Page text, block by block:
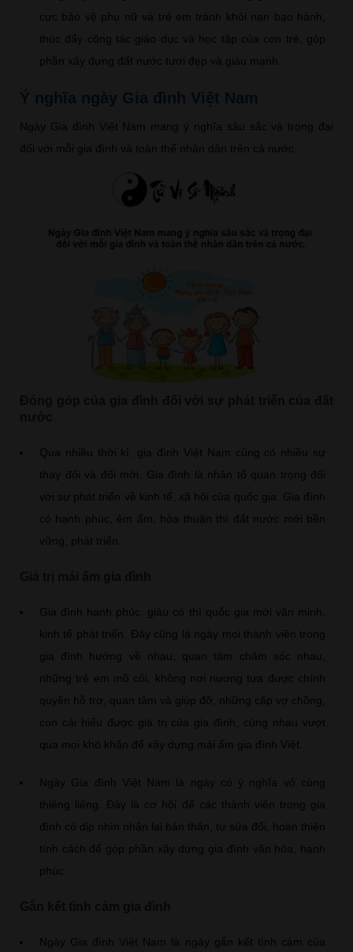
cực bảo vệ phụ nữ và trẻ em tránh khỏi nạn bạo hành,
thúc đẩy công tác giáo dục và học tập của con trẻ, góp
phần xây đựng đất nước tươi đẹp và giàu mạnh.
Ý nghĩa ngày Gia đình Việt Nam
Ngày Gia đình Việt Nam mang ý nghĩa sâu sắc và trọng đại
đối với mỗi gia đình và toàn thể nhân dân trên cả nước.
Qua nhiều thời kì, gia đình Việt Nam cũng có nhiều sự
thay đổi và đổi mới. Gia đình là nhân tố quan trọng đối
với sự phát triển về kinh tế, xã hội của quốc gia. Gia đình
có hạnh phúc, êm ấm, hòa thuận thì đất nước mới bền
vững, phát triển.
Gia đình hạnh phúc, giàu có thì quốc gia mới văn minh,
kinh tế phát triển. Đây cũng là ngày mọi thành viên trong
gia đình hướng về nhau, quan tâm chăm sóc nhau,
những trẻ em mồ côi, không nơi nương tựa được chính
quyền hỗ trợ, quan tâm và giúp đỡ, những cặp vợ chồng,
con cái hiểu được giá trị của gia đình, cùng nhau vượt
qua mọi khó khăn để xây dựng mái ấm gia đình Việt.
Ngày Gia đình Việt Nam là ngày có ý nghĩa vô cùng
thiêng liêng. Đây là cơ hội để các thành viên trong gia
đình có dịp nhìn nhận lại bản thân, tự sửa đổi, hoàn thiện
tính cách để góp phần xây dựng gia đình văn hóa, hạnh
phúc.
Ngày Gia đình Việt Nam là ngày gắn kết tình cảm của